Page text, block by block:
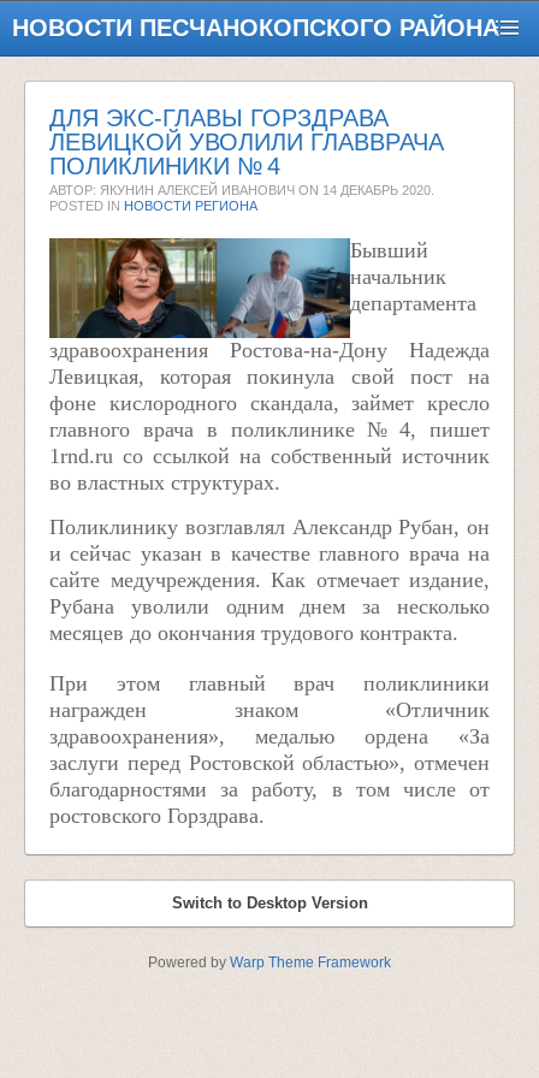
НОВОСТИ ПЕСЧАНОКОПСКОГО РАЙОНА
ДЛЯ ЭКС-ГЛАВЫ ГОРЗДРАВА
ЛЕВИЦКОЙ УВОЛИЛИ ГЛАВВРАЧА
ПОЛИКЛИНИКИ № 4
АВТОР: ЯКУНИН АЛЕКСЕЙ ИВАНОВИЧ ON 14 ДЕКАБРЬ 2020
POSTED IN НОВОСТИ РЕГИОНА
Бывший
начальник
департамента
здравоохранения Ростова-на-Дону Надежда
Левицкая, которая покинула свой пост на
фоне кислородного скандала, займет кресло
главного врача в поликлинике № 4, пишет
1rnd.ru со ссылкой на собственный источник
во властных структурах.
Поликлинику возглавлял Александр Рубан, он
и сейчас указан в качестве главного врача на
сайте медучреждения. Как отмечает издание,
Рубана уволили одним днем за несколько
месяцев до окончания трудового контракта.
При этом главный врач поликлиники
награжден знаком «Отличник
здравоохранения», медалью ордена «За
заслуги перед Ростовской областью», отмечен
благодарностями за работу, в том числе от
ростовского Горздрава.
Switch to Desktop Version
Powered by Warp Theme Framework